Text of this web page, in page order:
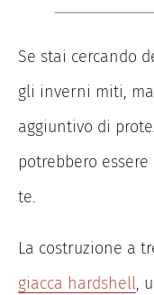
Se stai cercando
gli inverni miti,
aggiuntivo di
potrebbero
te.
La costruzione a
giacca hardshell,